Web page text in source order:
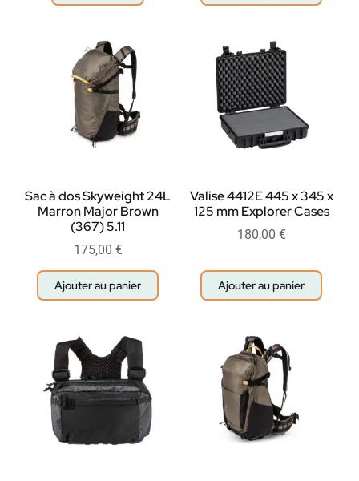
Sac à dos Skyweight 24L
Marron Major Brown
(367) 5.11
175,00 €
Ajouter au panier
Valise 4412E 445 x 345 x
125 mm Explorer Cases
180,00 €
Ajouter au panier